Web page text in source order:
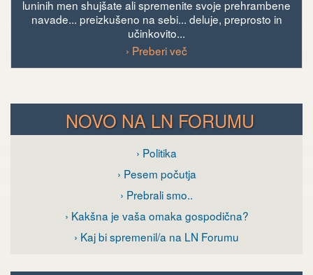
luninih men shujšate ali spremenite svoje prehrambene
navade... preizkušeno na sebi... deluje, preprosto in
učinkovito...
› Preberi več
NOVO NA LN FORUMU
› Politika
› Pesem počutja
› Prebrali smo..
› Kakšna je vaša omaka gospodična?
› Kaj bi spremenil/a na LN Forumu